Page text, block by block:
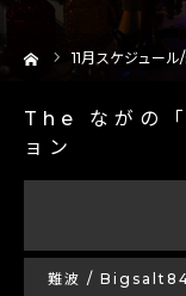
11月スケジュー
The ながの「
ョン
難波 /